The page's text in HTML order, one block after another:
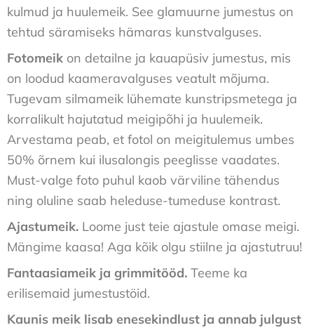
kulmud ja huulemeik. See glamuurne jumestus on
tehtud säramiseks hämaras kunstvalguses.
Fotomeik on detailne ja kauapüsiv jumestus, mis
on loodud kaameravalguses veatult mõjuma.
Tugevam silmameik lühemate kunstripsmetega ja
korralikult hajutatud meigipõhi ja huulemeik.
Arvestama peab, et fotol on meigitulemus umbes
50% õrnem kui ilusalongis peeglisse vaadates.
Must-valge foto puhul kaob värviline tähendus
ning oluline saab heleduse-tumeduse kontrast.
Ajastumeik. Loome just teie ajastule omase meigi.
Mängime kaasa! Aga kõik olgu stiilne ja ajastutruu!
Fantaasiameik ja grimmitööd. Teeme ka
erilisemaid jumestustöid.
Kaunis meik lisab enesekindlust ja annab julgust